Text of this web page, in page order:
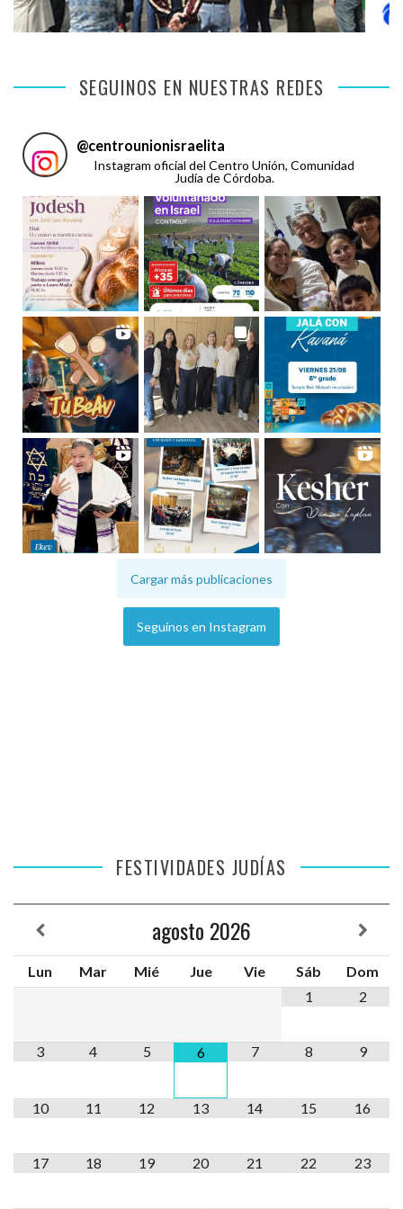
SEGUINOS EN NUESTRAS REDES
@centrounionisraelita
Instagram oficial del Centro Unión, Comunidad
Judía de Córdoba.
Cargar más publicaciones
Seguinos en Instagram
FESTIVIDADES JUDÍAS
agosto 2026
Lun Mar Mié Jue Vie Sáb
Dom
1
2
3 4 5 6 7 8 9
10 11 12 13 14 15 16
17 18 19 20 21 22 23